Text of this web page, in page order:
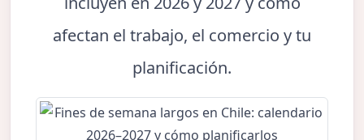
afectan el trabajo, el comercio y tu
planificación.